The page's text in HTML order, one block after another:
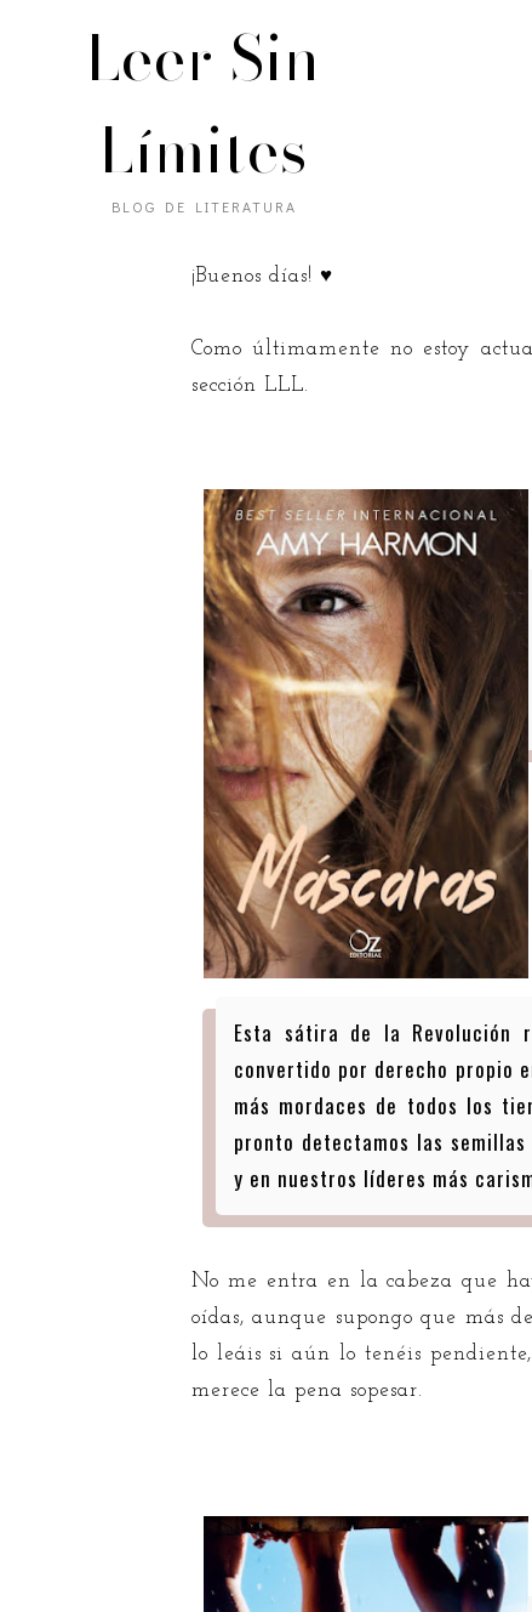
Leer Sin
Límites
BLOG DE LITERATURA
¡Buenos días! ♥
Como últimamente no estoy
sección LLL.
Esta sátira de la
convertido por derecho propio
más mordaces de todos los
pronto detectamos las
y en nuestros líderes más
No me entra en la cabeza que
oídas, aunque supongo que más
lo leáis si aún lo tenéis
merece la pena sopesar.